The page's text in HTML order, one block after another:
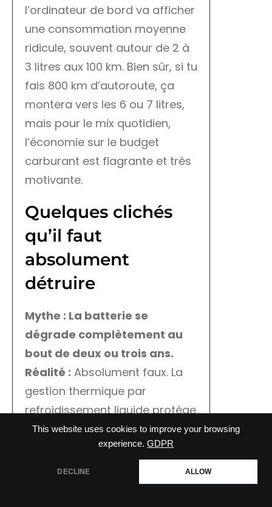
This website uses cookies to improve your browsing
experience. GDPR
DECLINE ALLOW
l’ordinateur de bord va afficher
une consommation moyenne
ridicule, souvent autour de 2 à
3 litres aux 100 km. Bien sûr, si tu
fais 800 km d’autoroute, ça
montera vers les 6 ou 7 litres,
mais pour le mix quotidien,
l’économie sur le budget
carburant est flagrante et très
motivante.
Quelques clichés
qu’il faut
absolument
détruire
Mythe : La batterie se
dégrade complètement au
bout de deux ou trois ans.
Réalité : Absolument faux. La
gestion thermique par
refroidissement liquide protège
activement les cellules. De plus,
les constructeurs garantissent
souvent la batterie 8 ans ou 160
000 kilomètres pour une